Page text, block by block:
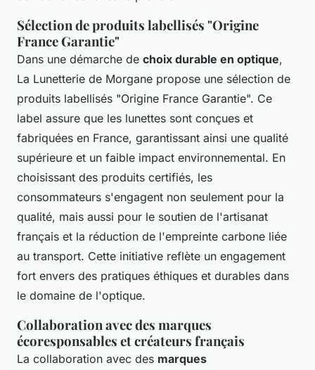
Sélection de produits labellisés "Origine
France Garantie"
Dans une démarche de choix durable en optique,
La Lunetterie de Morgane propose une sélection de
produits labellisés "Origine France Garantie". Ce
label assure que les lunettes sont conçues et
fabriquées en France, garantissant ainsi une qualité
supérieure et un faible impact environnemental. En
choisissant des produits certifiés, les
consommateurs s'engagent non seulement pour la
qualité, mais aussi pour le soutien de l'artisanat
français et la réduction de l'empreinte carbone liée
au transport. Cette initiative reflète un engagement
fort envers des pratiques éthiques et durables dans
le domaine de l'optique.
Collaboration avec des marques
écoresponsables et créateurs français
La collaboration avec des marques